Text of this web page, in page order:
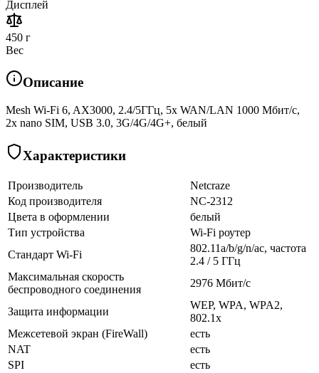
Дисплей
450 г
Вес
Описание
Mesh Wi-Fi 6, AX3000, 2.4/5ГГц, 5x WAN/LAN 1000 Мбит/с,
2x nano SIM, USB 3.0, 3G/4G/4G+, белый
Характеристики
Производитель
Netcraze
Код производителя
NC-2312
Цвета в оформлении
белый
Тип устройства
Wi-Fi роутер
Стандарт Wi-Fi
802.11a/b/g/n/ac, частота
2.4 / 5 ГГц
Максимальная скорость
беспроводного соединения
2976 Мбит/с
Защита информации
WEP, WPA, WPA2,
802.1x
Межсетевой экран (FireWall)
есть
NAT
есть
SPI
есть